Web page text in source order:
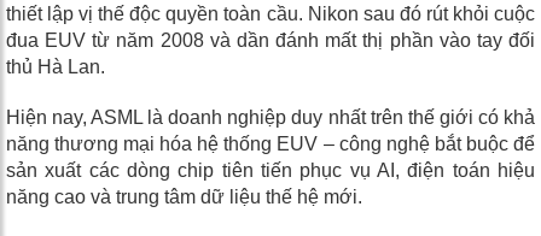
thiết lập vị thế độc quyền toàn cầu. Nikon sau đó rút khỏi cuộc
đua EUV từ năm 2008 và dần đánh mất thị phần vào tay đối
thủ Hà Lan.
Hiện nay, ASML là doanh nghiệp duy nhất trên thế giới có khả
năng thương mại hóa hệ thống EUV – công nghệ bắt buộc để
sản xuất các dòng chip tiên tiến phục vụ AI, điện toán hiệu
năng cao và trung tâm dữ liệu thế hệ mới.